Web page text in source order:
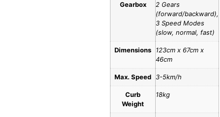
Gearbox
2 Gears
(forward/backward),
3 Speed Modes
(slow, normal, fast)
Dimensions
123cm x 67cm x
46cm
Max. Speed 3-5km/h
Curb
Weight
18kg